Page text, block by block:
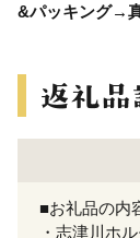
&パッキング→
■お礼品の内
・志津川ホ